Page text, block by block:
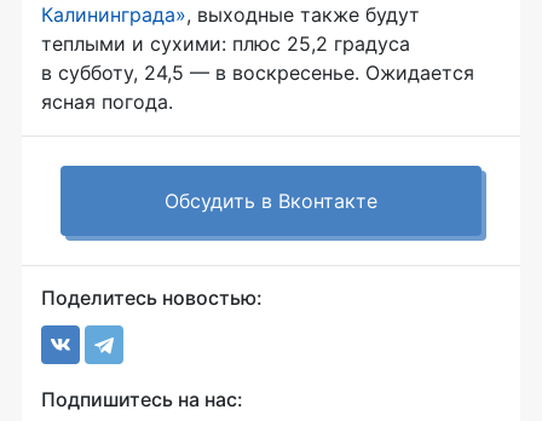
Калининграда», выходные также будут
теплыми и сухими: плюс 25,2 градуса
в субботу, 24,5 — в воскресенье. Ожидается
ясная погода.
Обсудить в Вконтакте
Поделитесь новостью:
Подпишитесь на нас: